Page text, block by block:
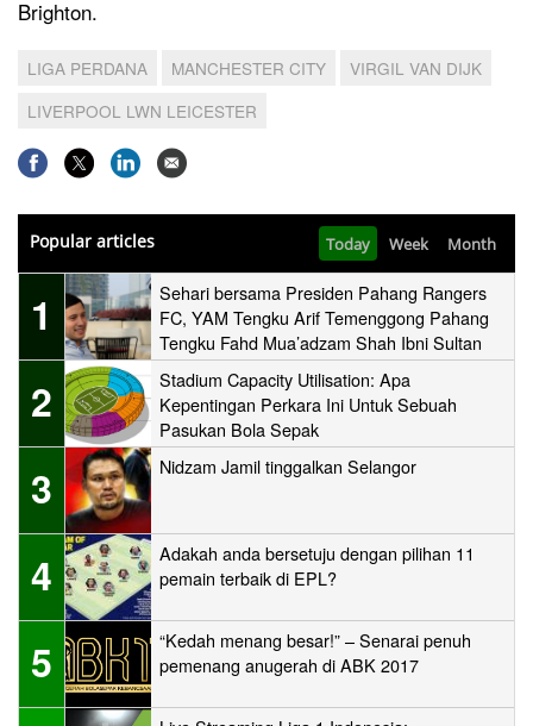
Brighton.
LIGA PERDANA MANCHESTER CITY
VIRGIL VAN DIJK
LIVERPOOL LWN LEICESTER
Popular articles Today Week Month
1
Sehari bersama Presiden Pahang Rangers
FC, YAM Tengku Arif Temenggong Pahang
Tengku Fahd Mua’adzam Shah Ibni Sultan
Haji Ahmad Shah
2
Stadium Capacity Utilisation: Apa
Kepentingan Perkara Ini Untuk Sebuah
Pasukan Bola Sepak
3 Nidzam Jamil tinggalkan Selangor
4
Adakah anda bersetuju dengan pilihan 11
pemain terbaik di EPL?
5
“Kedah menang besar!” – Senarai penuh
pemenang anugerah di ABK 2017